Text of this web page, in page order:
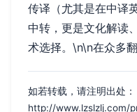
传译（尤其是在中译
中转，更是文化解读
术选择。\n\n在众多
如若转载，请注明出处：
http://www.lzslzlj.com/